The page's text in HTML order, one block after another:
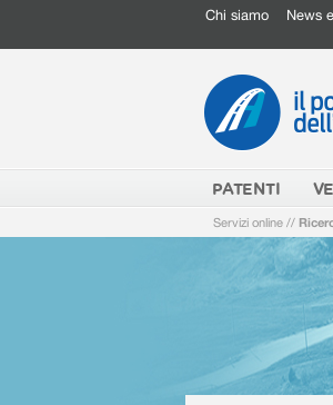
Chi siamo News
PATENTI
Servizi online //